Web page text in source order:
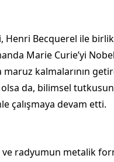
Henri Becquerel ile
Marie Curie’yi
kalmalarının
da, bilimsel
çalışmaya devam etti.
radyumun metalik